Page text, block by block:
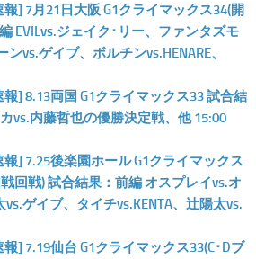
] 7月21日大阪 G1クライマックス34(開
EVILvs.ジェイク･リー、ファンタズモ
vs.ゲイブ、ボルチンvs.HENARE、
] 8.13両国 G1クライマックス33 試合結
vs.内藤哲也の優勝決定戦、他 15:00
] 7.25後楽園ホール G1クライマックス
回戦) 試合結果：前編 オスプレイvs.オ
ゲイブ、タイチvs.KENTA、辻陽太vs.
] 7.19仙台 G1クライマックス33(C･Dブ